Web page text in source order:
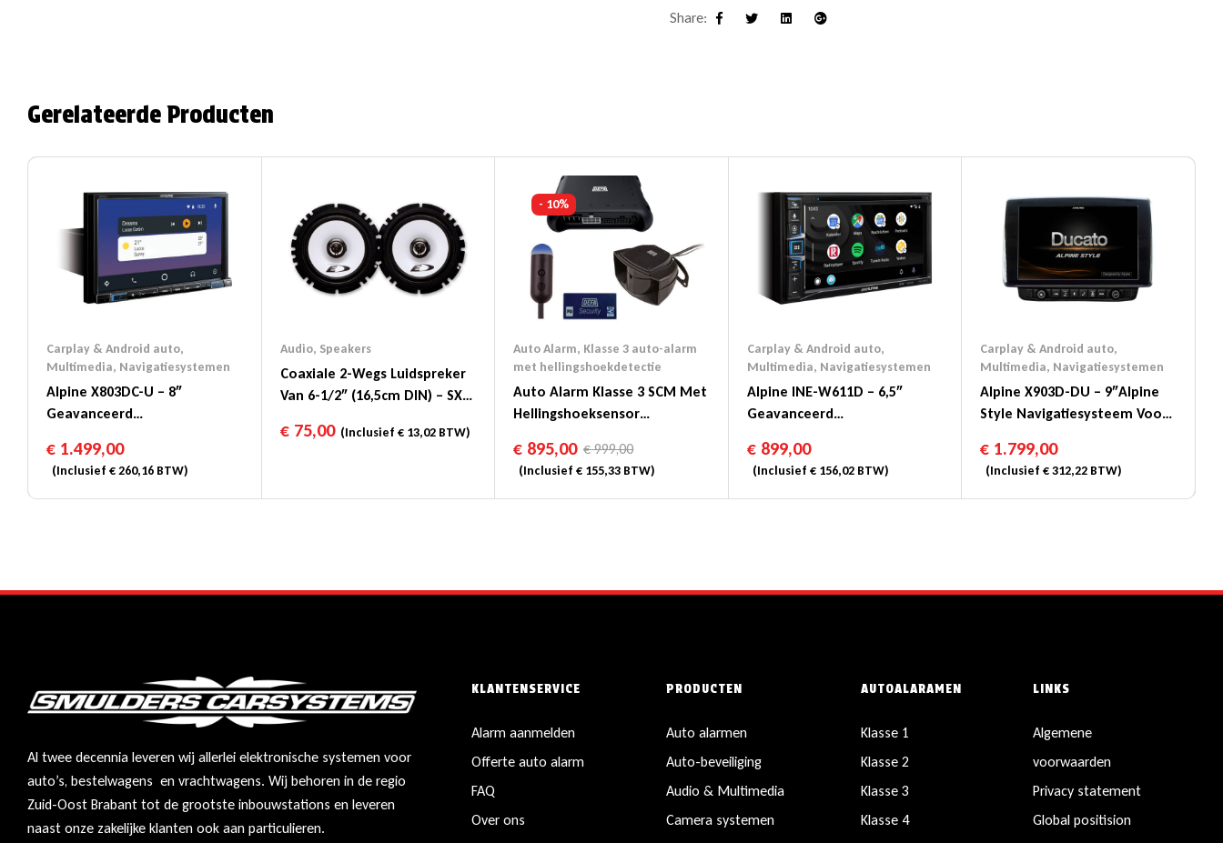
Share:
Facebook LinkedinGoogle+
Gerelateerde Producten
Carplay & Android auto,
Multimedia, Navigatiesystemen
Alpine X803DC-U – 8″
Geavanceerd
Database Voor Vrachtwagens
€ 1.499,00
(Inclusief €260,16 BTW)
Audio, Speakers
Coaxiale 2-Wegs Luidspreker
Van 6-1/2″ (16,5cm DIN) – SXE-
€75,00(Inclusief €13,02BTW)
- 10%
Auto Alarm, Klasse 3 auto-alarm
met hellingshoekdetectie
Auto Alarm Klasse 3 SCM Met
Hellingshoeksensor
€999,00
€ 895,00
(Inclusief€ 155,33 BTW)
Carplay & Android auto,
Multimedia, Navigatiesystemen
Alpine INE-W611D – 6,5″
Geavanceerd
€899,00
(Inclusief €156,02BTW)
Carplay & Android auto,
Multimedia, Navigatiesystemen
Alpine X903D-DU – 9″Alpine
Style Navigatiesysteem Voor
€ 1.799,00
(Inclusief€312,22 BTW)
Al twee decennia leveren wij allerlei elektronische systemen voor
auto’s, bestelwagens en vrachtwagens. Wij behoren in de regio
Zuid-Oost Brabant tot de grootste inbouwstations en leveren
naast onze zakelijke klanten ook aan particulieren.
KLANTENSERVICE
Alarm aanmelden
Offerte auto alarm
FAQ
Over ons
PRODUCTEN
Auto alarmen
Auto-beveiliging
Audio & Multimedia
Camera systemen
AUTOALARAMEN
Klasse 1
Klasse 2
Klasse 3
Klasse 4
LINKS
Algemene
voorwaarden
Privacy statement
Global positision